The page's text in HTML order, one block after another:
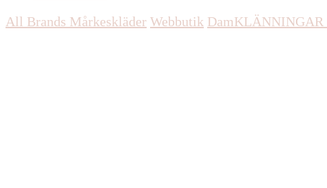
All Brands Mårkeskläder Webbutik DamKLÄNNINGAR